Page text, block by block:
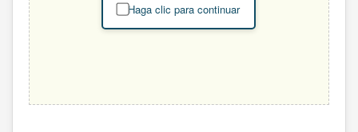
Haga clic para continuar